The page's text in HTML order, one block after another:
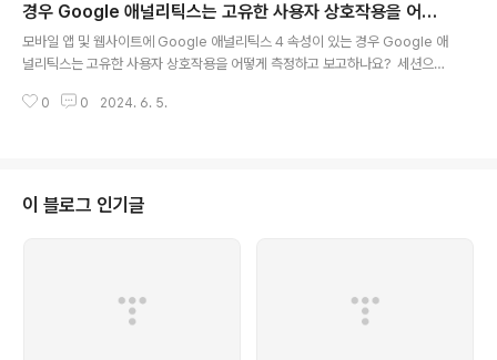
경우 Google 애널리틱스는 고유한 사용자 상호작용을 어떻
게 측정하고 보고하나요?
모바일 앱 및 웹사이트에 Google 애널리틱스 4 속성이 있는 경우 Google 애
널리틱스는 고유한 사용자 상호작용을 어떻게 측정하고 보고하나요? 세션으로
0 0 2024. 6. 5.
이 블로그 인기글